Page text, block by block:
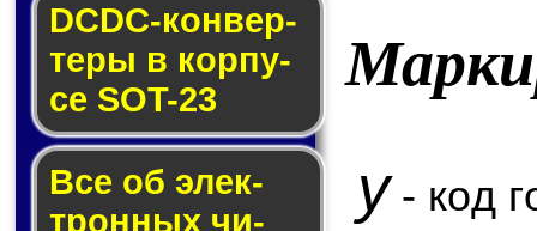
DCDC-кон­вер­
те­ры в кор­пу­
се SOT-23
Все об элек­
трон­ных чи­
y- код